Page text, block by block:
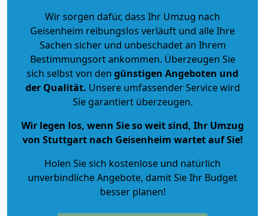
Wir sorgen dafür, dass Ihr Umzug nach
Geisenheim reibungslos verläuft und alle Ihre
Sachen sicher und unbeschadet an Ihrem
Bestimmungsort ankommen. Überzeugen Sie
sich selbst von den günstigen Angeboten und
der Qualität. Unsere umfassender Service wird
Sie garantiert überzeugen.
Wir legen los, wenn Sie so weit sind, Ihr Umzug
von Stuttgart nach Geisenheim wartet auf Sie!
Holen Sie sich kostenlose und natürlich
unverbindliche Angebote, damit Sie Ihr Budget
besser planen!